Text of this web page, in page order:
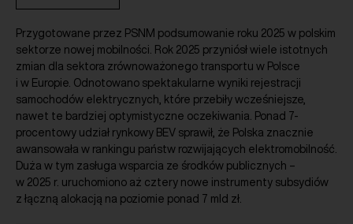
Przygotowane przez PSNM podsumowanie roku 2025 w polskim
sektorze nowej mobilności. Rok 2025 przyniósł wiele istotnych
zmian dla sektora zrównoważonego transportu w Polsce
i w Europie. Odnotowano spektakularne wyniki rejestracji
samochodów elektrycznych, które przebiły wcześniejsze,
nawet te bardziej optymistyczne oczekiwania. Ponad 7-
procentowy udział rynkowy BEV sprawił, że Polska znacznie
awansowała w rankingu państw rozwijających elektromobilność.
Duża w tym zasługa wsparcia ze środków publicznych –
w 2025 r. uruchomiono aż cztery nowe instrumenty subsydiów
z łączną alokacją na poziomie ponad 7 mld zł.